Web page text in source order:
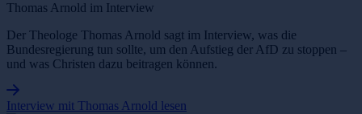
Thomas Arnold im Interview
Der Theologe Thomas Arnold sagt im Interview, was die
Bundesregierung tun sollte, um den Aufstieg der AfD zu stoppen –
und was Christen dazu beitragen können.
Interview mit Thomas Arnold lesen